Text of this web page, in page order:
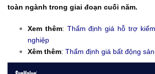
toàn ngành trong giai đoạn cuối năm.
Xem thêm: Thẩm định giá hỗ trợ
nghiệp
Xêm thêm: Thẩm định giá bất động sản